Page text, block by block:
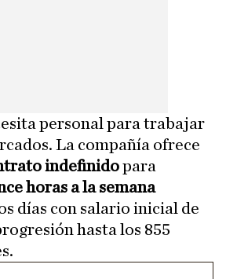
personal para trabajar
La compañía ofrece
indefinidopara
horas a la semana
días con salario inicial de
hasta los 855